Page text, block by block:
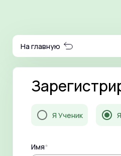
На главную
Я Ученик
Имя*